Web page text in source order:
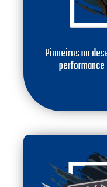
Pioneiros no
performance